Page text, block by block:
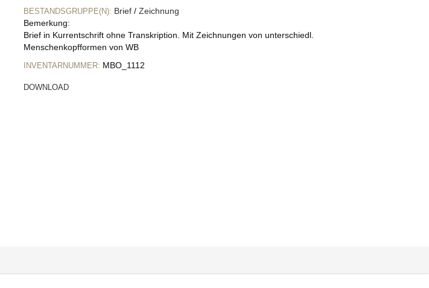
BESTANDSGRUPPE(N): Brief / Zeichnung
Bemerkung:
Brief in Kurrentschrift ohne Transkription. Mit Zeichnungen von unterschiedl.
Menschenkopfformen von WB
INVENTARNUMMER: MBO_1112
DOWNLOAD